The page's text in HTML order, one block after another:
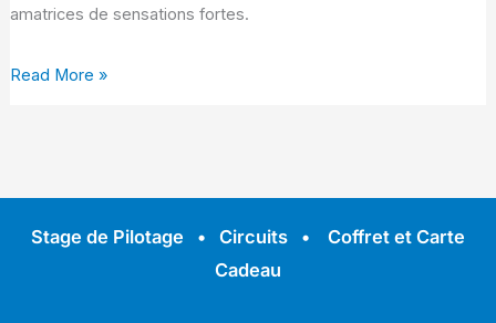
amatrices de sensations fortes.
Read More »
Stage de Pilotage • Circuits • Coffret et Carte
Cadeau